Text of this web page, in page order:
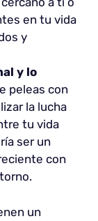
en tu vida
y
y lo
peleas con
la lucha
tu vida
ser un
con
un